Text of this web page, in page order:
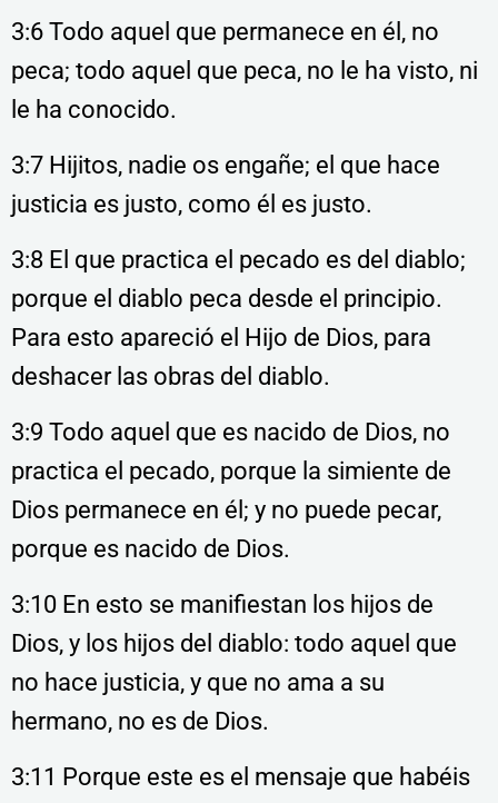
3:6 Todo aquel que permanece en él, no
peca; todo aquel que peca, no le ha visto, ni
le ha conocido.
3:7 Hijitos, nadie os engañe; el que hace
justicia es justo, como él es justo.
3:8 El que practica el pecado es del diablo;
porque el diablo peca desde el principio.
Para esto apareció el Hijo de Dios, para
deshacer las obras del diablo.
3:9 Todo aquel que es nacido de Dios, no
practica el pecado, porque la simiente de
Dios permanece en él; y no puede pecar,
porque es nacido de Dios.
3:10 En esto se manifiestan los hijos de
Dios, y los hijos del diablo: todo aquel que
no hace justicia, y que no ama a su
hermano, no es de Dios.
3:11 Porque este es el mensaje que habéis